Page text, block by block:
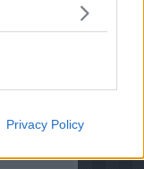
Privacy Policy